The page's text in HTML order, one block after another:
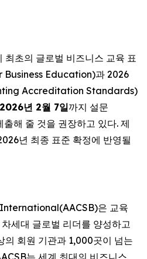
최초의 글로벌 비즈니스 교육 표
Education)과 2026
Accreditation Standards)
2026년 2월 7일까지 설문
해 줄 것을 권장하고 있다. 제
년 최종 표준 확정에 반영될
은 교육
세대 글로벌 리더를 양성하고
의 회원 기관과 1,000곳이 넘는